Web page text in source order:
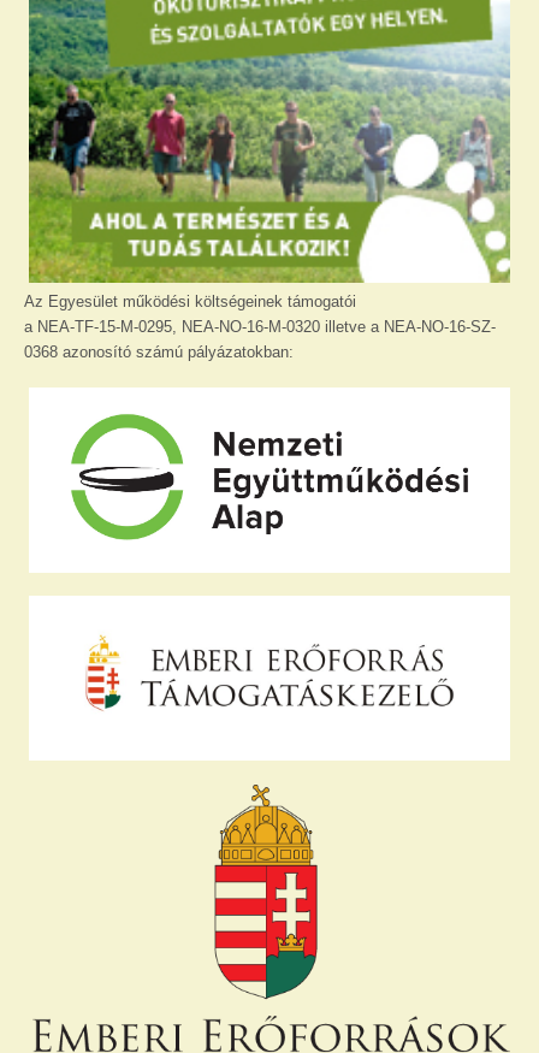
Az Egyesület működési költségeinek támogatói
a NEA-TF-15-M-0295, NEA-NO-16-M-0320 illetve a NEA-NO-16-SZ-
0368 azonosító számú pályázatokban: